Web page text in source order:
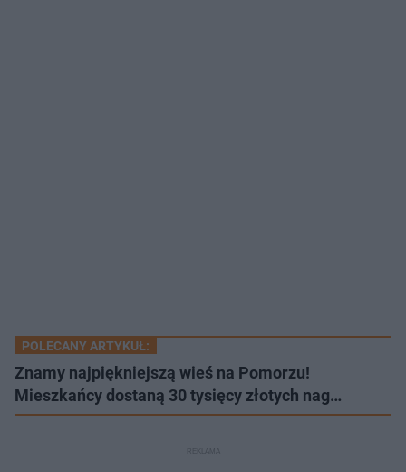
POLECANY ARTYKUŁ:
Znamy najpiękniejszą wieś na Pomorzu!
Mieszkańcy dostaną 30 tysięcy złotych nag…